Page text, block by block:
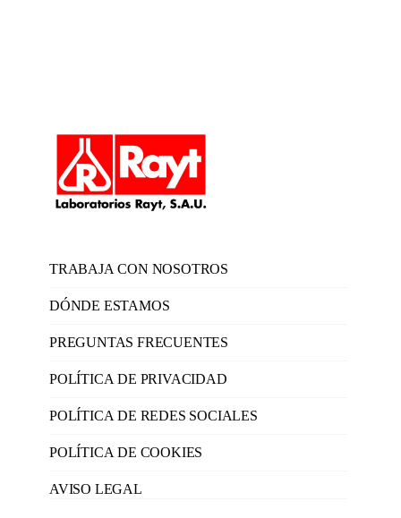
TRABAJA CON NOSOTROS
DÓNDE ESTAMOS
PREGUNTAS FRECUENTES
POLÍTICA DE PRIVACIDAD
POLÍTICA DE REDES SOCIALES
POLÍTICA DE COOKIES
AVISO LEGAL